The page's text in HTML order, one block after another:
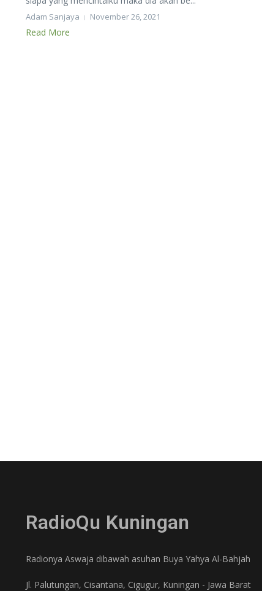
Adam Sanjaya November 26, 2021
Read More
RadioQu Kuningan
Radionya Aswaja dibawah asuhan Buya Yahya Al-Bahjah
Jl. Palutungan, Cisantana, Cigugur, Kuningan - Jawa Barat